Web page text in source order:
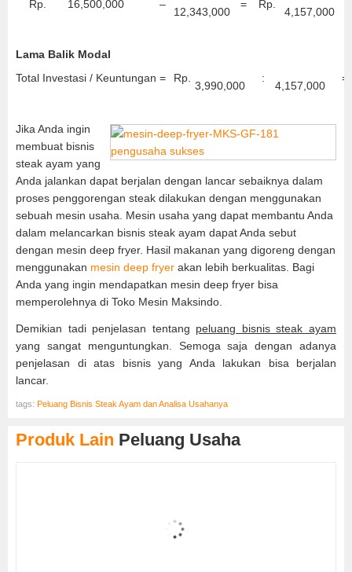
Rp.
16,500,000 –
12,343,000
= Rp.
4,157,000
Lama Balik Modal
Total Investasi / Keuntungan =
Rp.
3,990,000
:
4,157,000
=
Jika Anda ingin
membuat bisnis
steak ayam yang
Anda jalankan dapat berjalan dengan lancar sebaiknya dalam
proses penggorengan steak dilakukan dengan menggunakan
sebuah mesin usaha. Mesin usaha yang dapat membantu Anda
dalam melancarkan bisnis steak ayam dapat Anda sebut
dengan mesin deep fryer. Hasil makanan yang digoreng dengan
menggunakan mesin deep fryer akan lebih berkualitas. Bagi
Anda yang ingin mendapatkan mesin deep fryer bisa
memperolehnya di Toko Mesin Maksindo.
Demikian tadi penjelasan tentang peluang bisnis steak ayam
yang sangat menguntungkan. Semoga saja dengan adanya
penjelasan di atas bisnis yang Anda lakukan bisa berjalan
lancar.
tags: Peluang Bisnis Steak Ayam dan Analisa Usahanya
Produk Lain Peluang Usaha